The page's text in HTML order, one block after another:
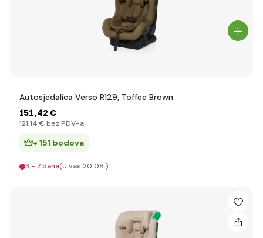
Autosjedalica Verso R129, Toffee Brown
151,42 €
121,14 € bez PDV-a
+ 151 bodova
3 - 7 dana(U vas 20.08.)